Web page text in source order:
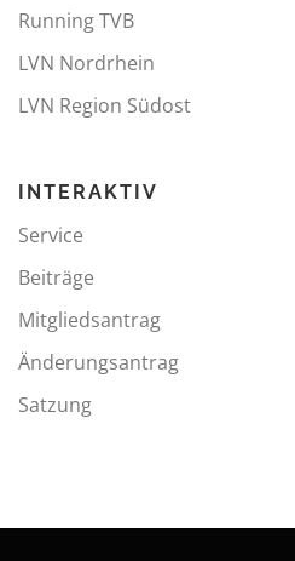
Running TVB
LVN Nordrhein
LVN Region Südost
INTERAKTIV
Service
Beiträge
Mitgliedsantrag
Änderungsantrag
Satzung